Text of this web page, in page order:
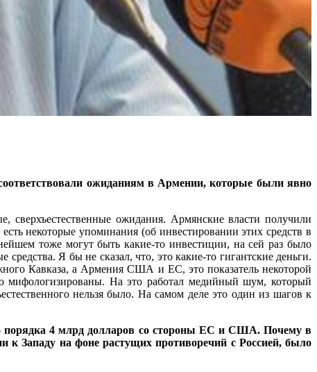
ожиданиям в Армении, которые были явно
сверхъестественные ожидания. Армянские власти получили
некоторые упоминания (об инвестировании этих средств в
тоже могут быть какие-то инвестиции, на сей раз было
Я бы не сказал, что, это какие-то гигантские деньги.
Кавказа, а Армения США и ЕС, это показатель некоторой
На это работал медийный шум, который
нельзя было. На самом деле это один из шагов к
порядка 4 млрд долларов со стороны ЕС и США. Почему в
к Западу на фоне растущих противоречий с Россией, было